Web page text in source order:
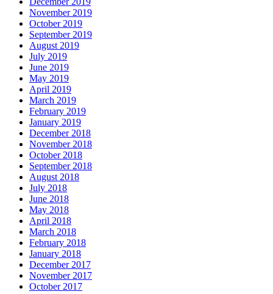
November 2019
October 2019
September 2019
August 2019
July 2019
June 2019
May 2019
April 2019
March 2019
February 2019
January 2019
December 2018
November 2018
October 2018
September 2018
August 2018
July 2018
June 2018
May 2018
April 2018
March 2018
February 2018
January 2018
December 2017
November 2017
October 2017